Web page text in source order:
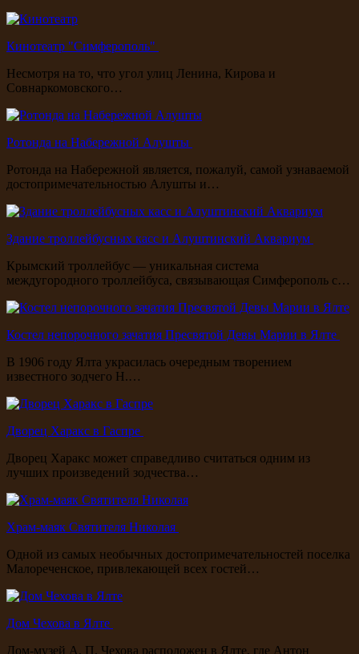
Кинотеатр "Симферополь"
Несмотря на то, что угол улиц Ленина, Кирова и
Совнаркомовского…
Ротонда на Набережной Алушты
Ротонда на Набережной является, пожалуй, самой узнаваемой
достопримечательностью Алушты и…
Здание троллейбусных касс и Алуштинский Аквариум
Крымский троллейбус — уникальная система
междугородного троллейбуса, связывающая Симферополь с…
Костел непорочного зачатия Пресвятой Девы Марии в Ялте
В 1906 году Ялта украсилась очередным творением
известного зодчего Н.…
Дворец Харакс в Гаспре
Дворец Харакс может справедливо считаться одним из
лучших произведений зодчества…
Храм-маяк Святителя Николая
Одной из самых необычных достопримечательностей поселка
Малореченское, привлекающей всех гостей…
Дом Чехова в Ялте
Дом-музей А. П. Чехова расположен в Ялте, где Антон